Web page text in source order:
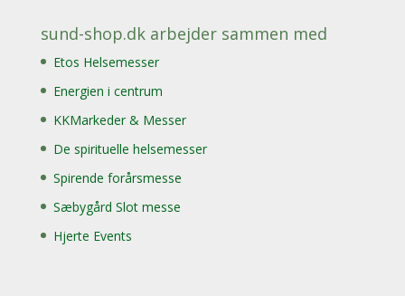
sund-shop.dk arbejder sammen med
Etos Helsemesser
Energien i centrum
KKMarkeder & Messer
De spirituelle helsemesser
Spirende forårsmesse
Sæbygård Slot messe
Hjerte Events